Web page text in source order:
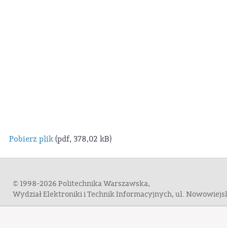
Pobierz plik(pdf, 378,02 kB)
© 1998-2026 Politechnika Warszawska,
Wydział Elektroniki i Technik Informacyjnych, ul.